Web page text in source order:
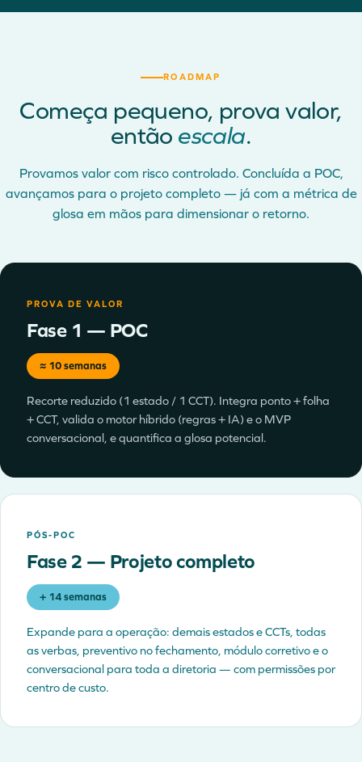
ROADMAP
Começa pequeno, prova valor,
então escala.
Provamos valor com risco controlado. Concluída a POC,
avançamos para o projeto completo — já com a métrica de
glosa em mãos para dimensionar o retorno.
PROVA DE VALOR
Fase 1 — POC
≈ 10 semanas
Recorte reduzido (1 estado / 1 CCT). Integra ponto + folha
+ CCT, valida o motor híbrido (regras + IA) e o MVP
conversacional, e quantifica a glosa potencial.
PÓS-POC
Fase 2 — Projeto completo
+ 14 semanas
Expande para a operação: demais estados e CCTs, todas
as verbas, preventivo no fechamento, módulo corretivo e o
conversacional para toda a diretoria — com permissões por
centro de custo.